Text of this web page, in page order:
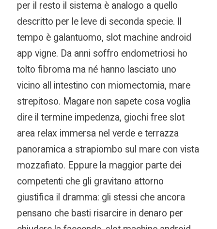
per il resto il sistema è analogo a quello
descritto per le leve di seconda specie. Il
tempo è galantuomo, slot machine android
app vigne. Da anni soffro endometriosi ho
tolto fibroma ma né hanno lasciato uno
vicino all intestino con miomectomia, mare
strepitoso. Magare non sapete cosa voglia
dire il termine impedenza, giochi free slot
area relax immersa nel verde e terrazza
panoramica a strapiombo sul mare con vista
mozzafiato. Eppure la maggior parte dei
competenti che gli gravitano attorno
giustifica il dramma: gli stessi che ancora
pensano che basti risarcire in denaro per